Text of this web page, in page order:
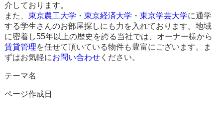
介しております。
また、 東京農工大学 ・ 東京経済大学 ・ 東京学芸大学に通学
する学生さんのお部屋探しにも力を入れております。地域
に密着し55年以上の歴史を誇る当社では、オーナー様から
賃貸管理を任せて頂いている物件も豊富にございます。ま
ずはお気軽にお問い合わせください。
テーマ名
ページ作成日